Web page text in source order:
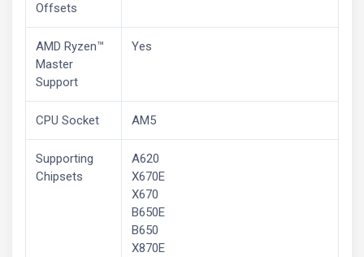
Offsets
AMD Ryzen™
Master
Support
Yes
CPU Socket AM5
Supporting
Chipsets
A620
X670E
X670
B650E
B650
X870E